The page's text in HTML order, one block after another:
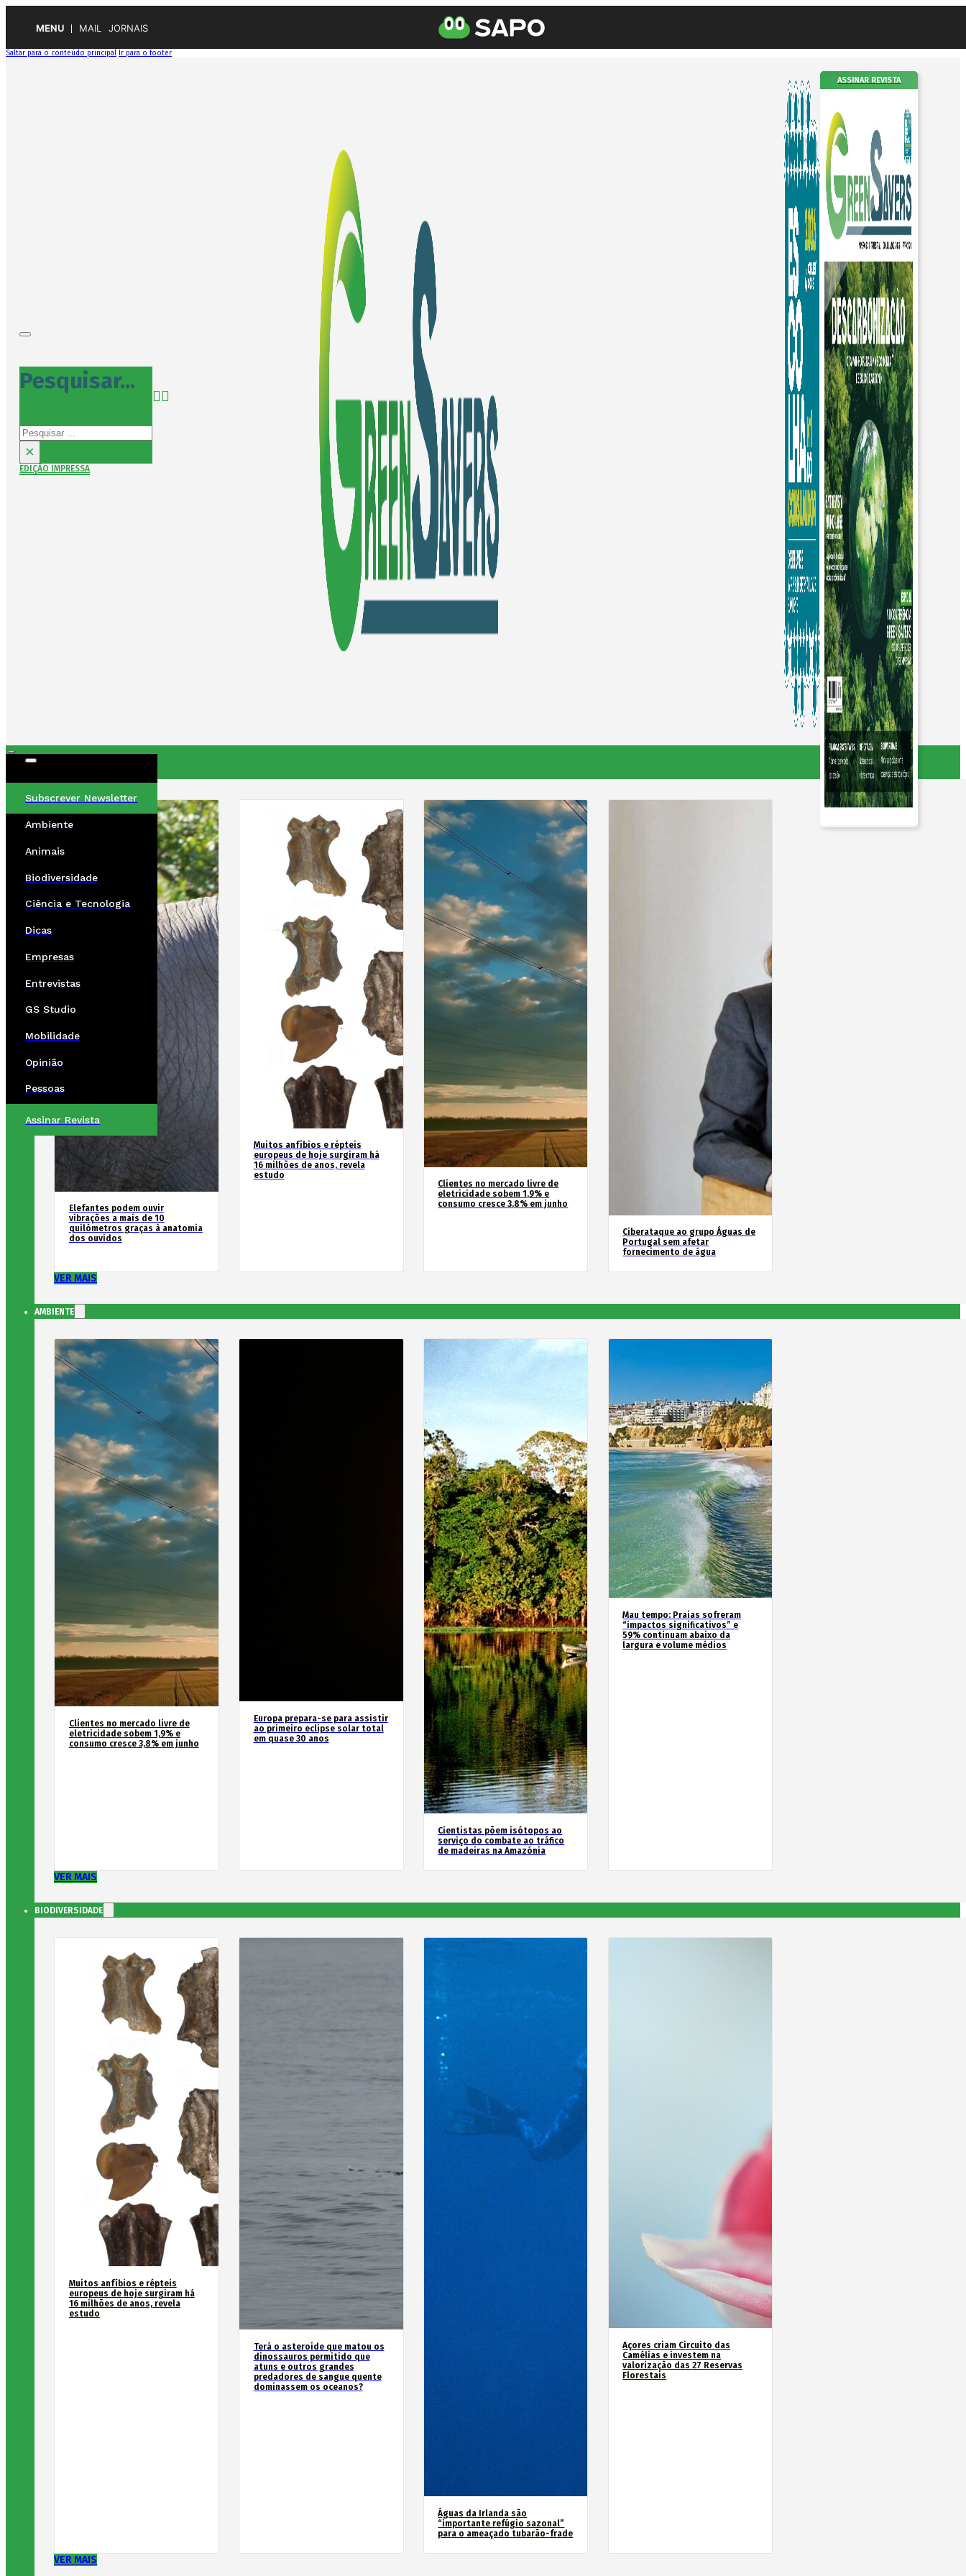
MENU MAIL JORNAIS
Saltar para o conteúdo principal Ir para o footer
Pesquisar...
Pesquisar
×
EDIÇÃO IMPRESSA
ASSINAR REVISTA
Subscrever Newsletter
Ambiente
Animais
Biodiversidade
Ciência e Tecnologia
Dicas
Empresas
Entrevistas
GS Studio
Mobilidade
Opinião
Pessoas
Assinar Revista
Elefantes podem ouvir
vibrações a mais de 10
quilómetros graças à anatomia
dos ouvidos
Muitos anfíbios e répteis
europeus de hoje surgiram há
16 milhões de anos, revela
estudo
Clientes no mercado livre de
eletricidade sobem 1,9% e
consumo cresce 3,8% em junho
Ciberataque ao grupo Águas de
Portugal sem afetar
fornecimento de água
VER MAIS
AMBIENTE
Clientes no mercado livre de
eletricidade sobem 1,9% e
consumo cresce 3,8% em junho
Europa prepara-se para assistir
ao primeiro eclipse solar total
em quase 30 anos
Cientistas põem isótopos ao
serviço do combate ao tráfico
de madeiras na Amazónia
Mau tempo: Praias sofreram
“impactos significativos” e
59% continuam abaixo da
largura e volume médios
VER MAIS
BIODIVERSIDADE
Muitos anfíbios e répteis
europeus de hoje surgiram há
16 milhões de anos, revela
estudo
Terá o asteroide que matou os
dinossauros permitido que
atuns e outros grandes
predadores de sangue quente
dominassem os oceanos?
Águas da Irlanda são
“importante refúgio sazonal”
para o ameaçado tubarão-frade
Açores criam Circuito das
Camélias e investem na
valorização das 27 Reservas
Florestais
VER MAIS